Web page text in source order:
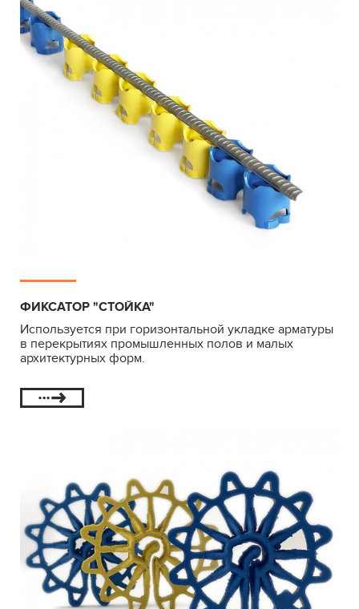
ФИКСАТОР "СТОЙКА"
Используется при горизонтальной укладке арматуры
в перекрытиях промышленных полов и малых
архитектурных форм.